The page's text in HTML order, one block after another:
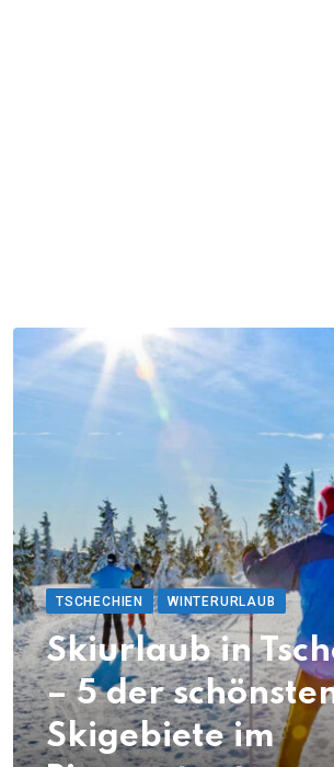
TSCHECHIEN WINTERURLAUB
Skiurlaub in
– 5 der
Skigebiete im